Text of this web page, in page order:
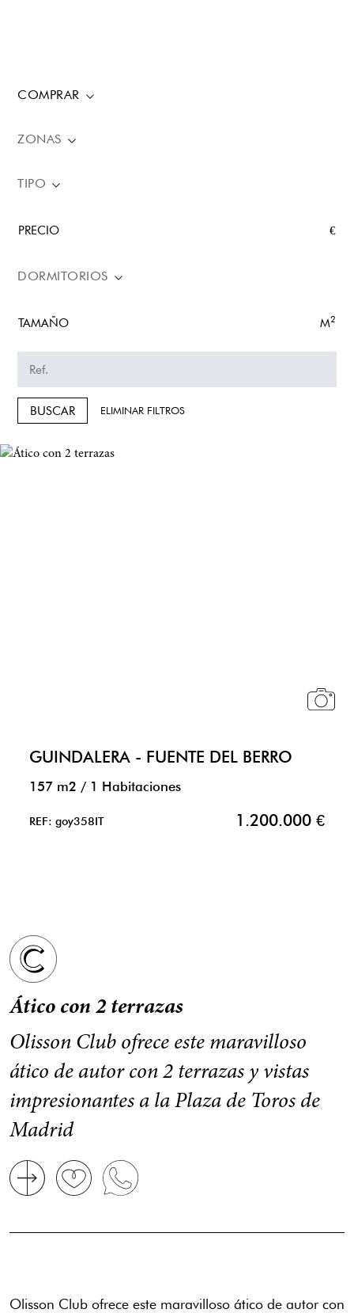
COMPRAR
ZONAS
TIPO
PRECIO €
DORMITORIOS
TAMAÑO M2
BUSCAR ELIMINAR FILTROS
GUINDALERA - FUENTE DEL BERRO
157 m2 / 1 Habitaciones
REF: goy358IT 1.200.000 €
Ático con 2 terrazas
Olisson Club ofrece este maravilloso
ático de autor con 2 terrazas y vistas
impresionantes a la Plaza de Toros de
Madrid
Olisson Club ofrece este maravilloso ático de autor con